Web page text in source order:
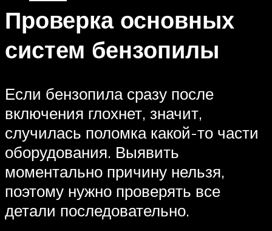
Проверка основных
систем бензопилы
Если бензопила сразу после
включения глохнет, значит,
случилась поломка какой-то части
оборудования. Выявить
моментально причину нельзя,
поэтому нужно проверять все
детали последовательно.